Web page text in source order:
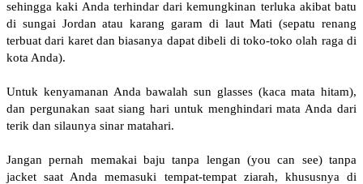
sehingga kaki Anda terhindar dari kemungkinan terluka akibat batu
di sungai Jordan atau karang garam di laut Mati (sepatu renang
terbuat dari karet dan biasanya dapat dibeli di toko-toko olah raga di
kota Anda).
Untuk kenyamanan Anda bawalah sun glasses (kaca mata hitam),
dan pergunakan saat siang hari untuk menghindari mata Anda dari
terik dan silaunya sinar matahari.
Jangan pernah memakai baju tanpa lengan (you can see) tanpa
jacket saat Anda memasuki tempat-tempat ziarah, khususnya di